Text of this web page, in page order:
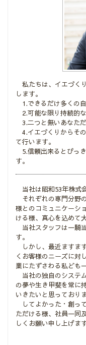
私たちは、イエづく
します。
1.できるだけ多くの
2.可能な限り持続的
3.二つと無いあなた
4.イエづくりからそ
て行います。
5.信頼出来るとびっ
す。
当社は昭和53年株式
それぞれの専門分野
様とのコミュニケーシ
ける様、真心を込めて
当社スタッフは一騎
す。
しかし、最近ますま
くお客様のニーズに対
業にたずさわる私ども
当社の独自のシステ
の夢や生き甲斐を常に
いきたいと思っておりま
してよかった・創っ
ただける様、社員一同
しくお願い申し上げます